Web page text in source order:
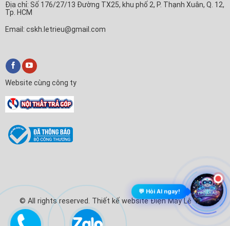
Địa chỉ: Số 176/27/13 Đường TX25, khu phố 2, P. Thạnh Xuân, Q. 12,
Tp. HCM
Email: cskh.letrieu@gmail.com
Website cùng công ty
© All rights reserved. Thiết kế website Điện Máy Lê Triều
💬 Hỏi AI ngay!